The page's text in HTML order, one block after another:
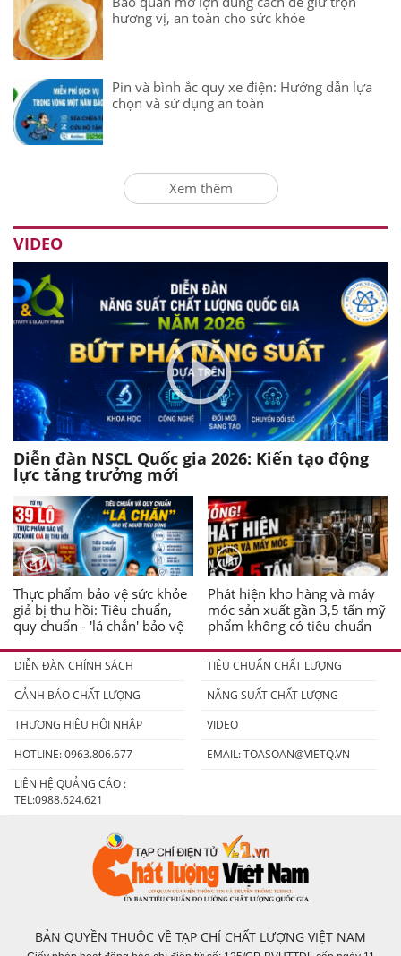
hương vị, an toàn cho sức khỏe
Pin và bình ắc quy xe điện: Hướng dẫn lựa
chọn và sử dụng an toàn
Xem thêm
VIDEO
Diễn đàn NSCL Quốc gia 2026: Kiến tạo động
lực tăng trưởng mới
Thực phẩm bảo vệ sức khỏe
giả bị thu hồi: Tiêu chuẩn,
quy chuẩn - 'lá chắn' bảo vệ
Phát hiện kho hàng và máy
móc sản xuất gần 3,5 tấn mỹ
phẩm không có tiêu chuẩn
DIỄN ĐÀN CHÍNH SÁCH
TIÊU CHUẨN CHẤT LƯỢNG
CẢNH BÁO CHẤT LƯỢNG
NĂNG SUẤT CHẤT LƯỢNG
THƯƠNG HIỆU HỘI NHẬP
VIDEO
HOTLINE: 0963.806.677
EMAIL:TOASOAN@VIETQ.VN
LIÊN HỆ QUẢNG CÁO :
TEL:0988.624.621
BẢN QUYỀN THUỘC VỀ TẠP CHÍ CHẤT LƯỢNG VIỆT NAM